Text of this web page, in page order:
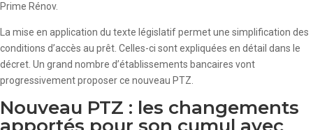
Prime Rénov.
La mise en application du texte législatif permet une simplification des
conditions d’accès au prêt. Celles-ci sont expliquées en détail dans le
décret. Un grand nombre d’établissements bancaires vont
progressivement proposer ce nouveau PTZ.
Nouveau PTZ : les changements